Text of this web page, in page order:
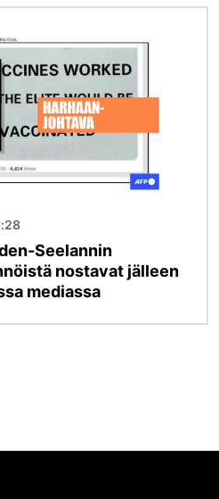
Seelannin
nostavat jälleen
mediassa